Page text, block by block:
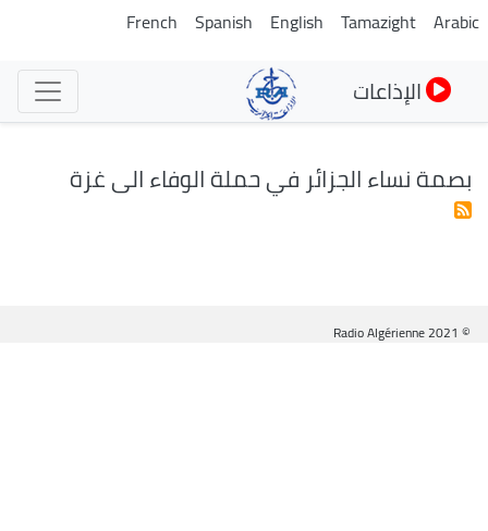
تجاوز
Arabic
Tamazight
English
Spanish
French
الإذاعات
بصمة نساء الجزائر في حملة الوفاء الى غزة
© Radio Algérienne 2021